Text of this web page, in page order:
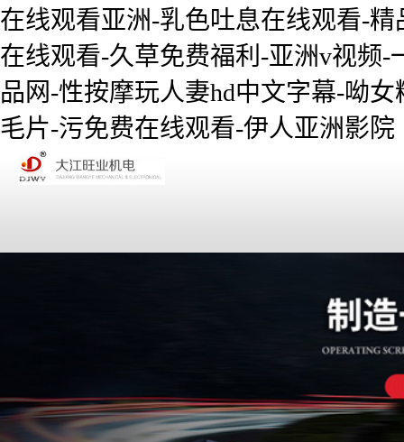
在线观看亚洲-乳色吐息在线观看-
在线观看-久草免费福利-亚洲v视频
品网-性按摩玩人妻hd中文字幕-呦
毛片-污免费在线观看-伊人亚洲影院